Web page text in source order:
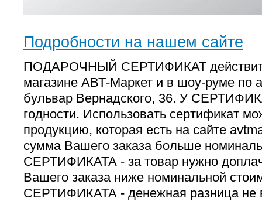
Подробности на нашем сайте
ПОДАРОЧНЫЙ СЕРТИФИКАТ
магазине АВТ-Маркет и в шоу-руме по
бульвар Вернадского, 36. У
годности. Использовать сертификат
продукцию, которая есть на сайте
сумма Вашего заказа больше
СЕРТИФИКАТА - за товар нужно
Вашего заказа ниже номинальной
СЕРТИФИКАТА - денежная разница не